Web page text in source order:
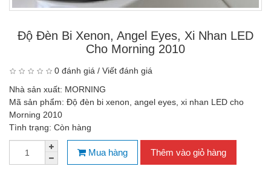
Độ Đèn Bi Xenon, Angel Eyes, Xi Nhan LED
Cho Morning 2010
0 đánh giá / Viết đánh giá
Nhà sản xuất: MORNING
Mã sản phẩm: Độ đèn bi xenon, angel eyes, xi nhan LED cho
Morning 2010
Tình trạng: Còn hàng
Mua hàng Thêm vào giỏ hàng